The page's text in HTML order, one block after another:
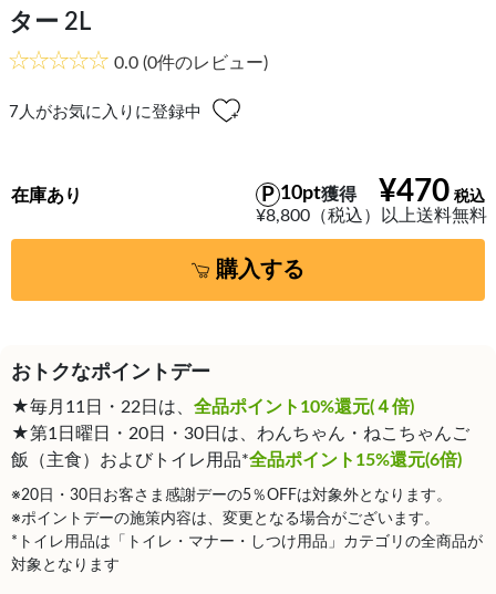
ター 2L
0.0 (0件のレビュー)
7 人がお気に入りに登録中
¥470
10pt獲得
¥8,800（税込）以上送料無料
在庫あり
購入する
おトクなポイントデー
★毎月11日・22日は、 全品ポイント10%還元(４倍)
★第1日曜日・20日・30日は、わんちゃん・ねこちゃんご
飯（主食）およびトイレ用品*全品ポイント15%還元(6倍)
※20日・30日お客さま感謝デーの5％OFFは対象外となります。
※ポイントデーの施策内容は、変更となる場合がございます。
*トイレ用品は「トイレ・マナー・しつけ用品」カテゴリの全商品が
対象となります